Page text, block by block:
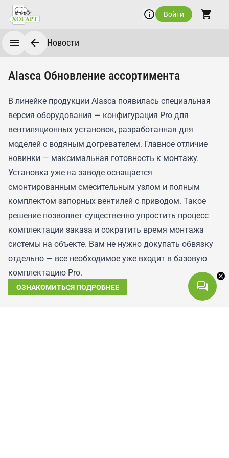
Войти
Новости
Alasca Обновление ассортимента
В линейке продукции Alasca появилась специальная
версия оборудования — конфигурация Pro для
вентиляционных установок, разработанная для
моделей с водяным догревателем. Главное отличие
новинки — максимальная готовность к монтажу.
Установка уже на заводе оснащается
смонтированным смесительным узлом и полным
комплектом запорных вентилей с приводом. Такое
решение позволяет существенно упростить процесс
комплектации заказа и сократить время монтажа
системы на объекте. Вам не нужно докупать обвязку
отдельно — все необходимое уже входит в базовую
комплектацию Pro.
ОЗНАКОМИТЬСЯ ПОДРОБНЕЕ